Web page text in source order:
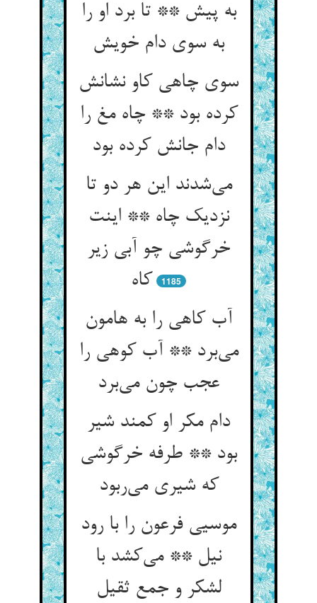
به پیش ** تا برد او را
سوی چاهی کاو نشانش
کرده بود ** چاه مغ را
دام جانش کرده بود
می‌‌شدند این هر دو تا
نزدیک چاه ** اینت
خرگوشی چو آبی زیر
1185
آب کاهی را به هامون
می‌‌برد ** آب کوهی را
عجب چون می‌‌برد
دام مکر او کمند شیر
بود ** طرفه خرگوشی
که شیری می‌‌ربود
موسیی فرعون را با رود
نیل ** می‌‌کشد با
لشکر و جمع ثقیل‌‌